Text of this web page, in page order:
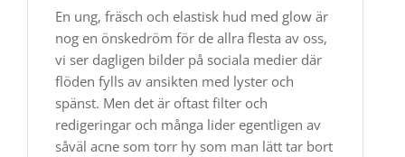
En ung, fräsch och elastisk hud med glow är
nog en önskedröm för de allra flesta av oss,
vi ser dagligen bilder på sociala medier där
flöden fylls av ansikten med lyster och
spänst. Men det är oftast filter och
redigeringar och många lider egentligen av
såväl acne som torr hy som man lätt tar bort